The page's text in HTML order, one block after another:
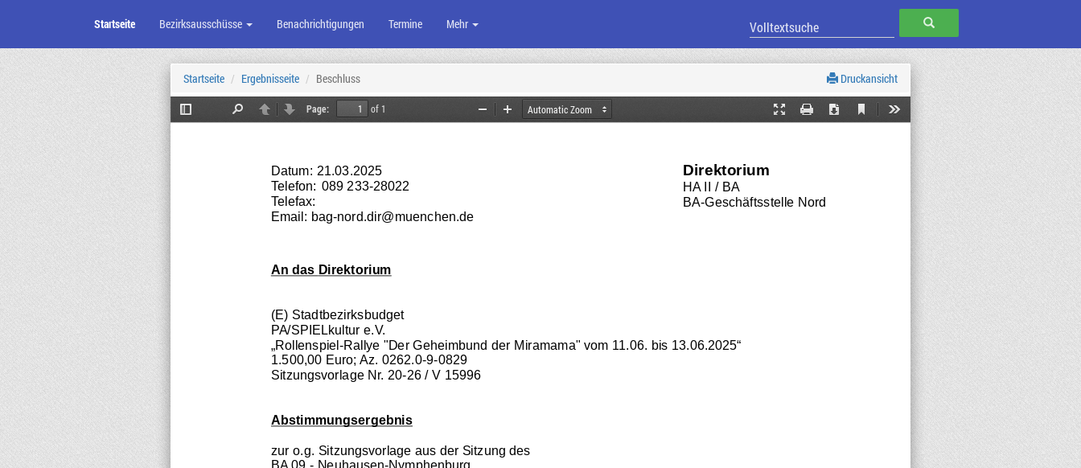
Zum
Seiteninhalt
SUCHEN
Startseite Bezirksausschüsse Benachrichtigungen Termine Mehr
Startseite Ergebnisseite Beschluss Druckansicht
Toggle
Find PreviousNext
Page:
of 1
Presentation
Print Download
Current
Tools
Zoom Zoom
Datum: 21.03.2025
Telefon: 089 233-28022
Telefax:
Email: bag-nord.dir@muenchen.de
Direktorium
HA II / BA
BA-Geschäftsstelle Nord
An das Direktorium
(E) Stadtbezirksbudget
PA/SPIELkultur e.V.
„Rollenspiel-Rallye "Der Geheimbund der Miramama" vom 11.06. bis 13.06.2025“
1.500,00 Euro; Az. 0262.0-9-0829
Sitzungsvorlage Nr. 20-26 / V 15996
Abstimmungsergebnis
zur o.g. Sitzungsvorlage aus der Sitzung des
BA 09 - Neuhausen-Nymphenburg